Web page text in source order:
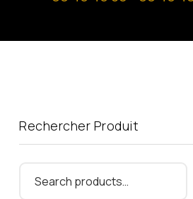
Rechercher Produit